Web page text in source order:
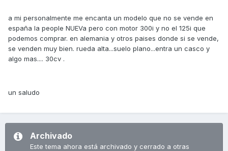
a mi personalmente me encanta un modelo que no se vende en
españa la people NUEVa pero con motor 300i y no el 125i que
podemos comprar. en alemania y otros paises donde si se vende,
se venden muy bien. rueda alta...suelo plano...entra un casco y
algo mas.... 30cv .
un saludo
Archivado
Este tema ahora está archivado y cerrado a otras